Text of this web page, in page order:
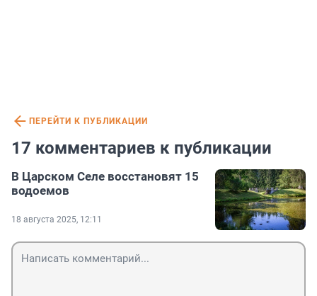
ПЕРЕЙТИ К ПУБЛИКАЦИИ
17 комментариев к публикации
В Царском Селе восстановят 15
водоемов
18 августа 2025, 12:11